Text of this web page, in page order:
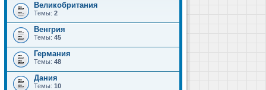
Великобритания
Темы: 2
Венгрия
Темы: 45
Германия
Темы: 48
Дания
Темы: 10